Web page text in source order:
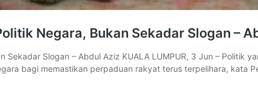
Negara, Bukan Sekadar Slogan –
Sekadar Slogan – Abdul Aziz KUALA LUMPUR, 3 Jun – Politik
bagi memastikan perpaduan rakyat terus terpelihara, kata